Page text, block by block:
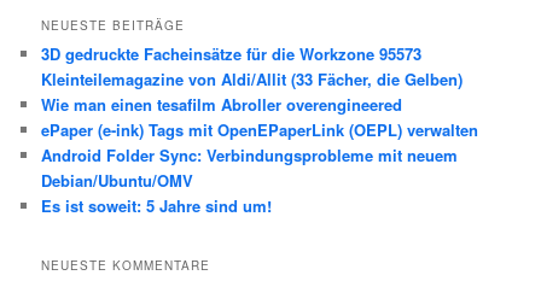
h
n
NEUESTE BEITRÄGE
3D gedruckte Facheinsätze für die Workzone 95573
Kleinteilemagazine von Aldi/Allit (33 Fächer, die Gelben)
Wie man einen tesafilm Abroller overengineered
ePaper (e-ink) Tags mit OpenEPaperLink (OEPL) verwalten
Android Folder Sync: Verbindungsprobleme mit neuem
Debian/Ubuntu/OMV
Es ist soweit: 5 Jahre sind um!
NEUESTE KOMMENTARE